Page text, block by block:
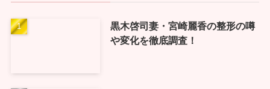
黒木啓司妻・宮崎麗香の整形の噂
や変化を徹底調査！